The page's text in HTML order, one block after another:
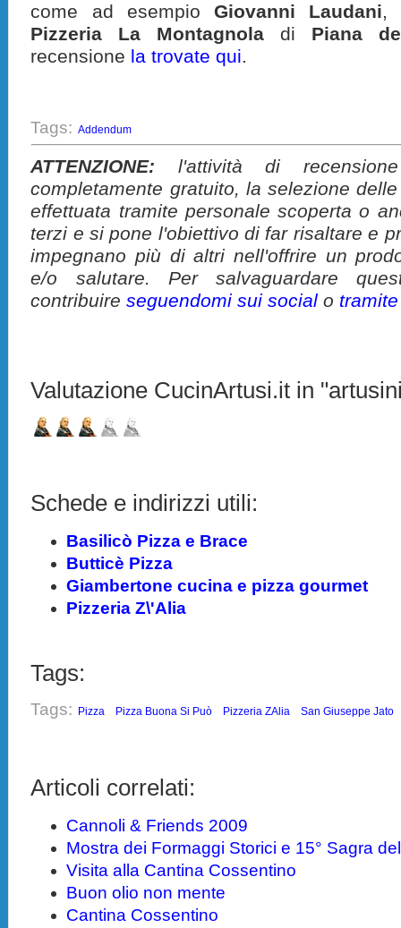
come ad esempio Giovanni Laudani,
Pizzeria La Montagnola di Piana
recensione la trovate qui.
Tags: Addendum
ATTENZIONE: l'attività di
completamente gratuito, la selezione
effettuata tramite personale scoperta o
terzi e si pone l'obiettivo di far risaltare e
impegnano più di altri nell'offrire un
e/o salutare. Per salvaguardare
contribuireseguendomi sui social o
Valutazione CucinArtusi.it in
Schede e indirizzi utili:
Basilicò Pizza e Brace
Butticè Pizza
Giambertone cucina e pizza gourmet
Pizzeria Z\'Alia
Tags:
Tags: Pizza Pizza Buona Si Può Pizzeria ZAlia San Giuseppe Jato
Articoli correlati:
Cannoli & Friends 2009
Mostra dei Formaggi Storici e 15° Sagra
Visita alla Cantina Cossentino
Buon olio non mente
Cantina Cossentino